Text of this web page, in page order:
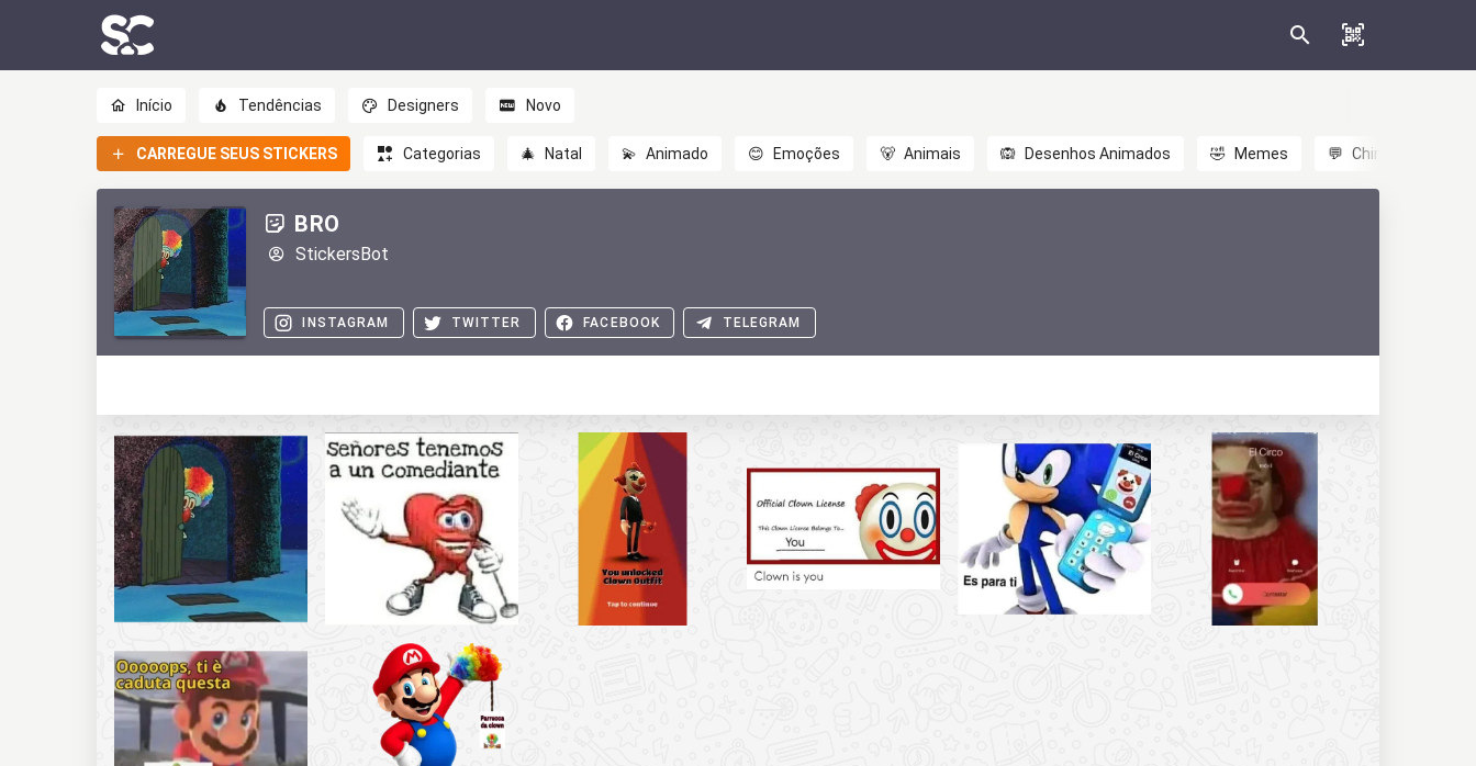
Início Tendências Designers Novo
CARREGUE SEUS STICKERS Categorias 🎄 Natal 💫 Animado 😊 Emoções 🐻 Animais 🙉 Desenhos Animados 🤣 Memes 💬 Chinês
BRO
StickersBot
INSTAGRAM TWITTER FACEBOOK TELEGRAM